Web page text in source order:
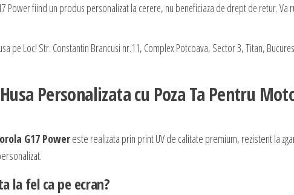
Power fiind un produs personalizat la cerere, nu beneficiaza de drept de retur. Va
pe Loc! Str. Constantin Brancusi nr.11, Complex Potcoava, Sector 3, Titan,
Personalizata cu Poza Ta Pentru
G17 Powereste realizata prin print UV de calitate premium, rezistent la
la fel ca pe ecran?